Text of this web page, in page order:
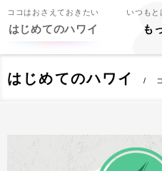
ココはおさえておきたい
はじめてのハワイ
いつもと
も
はじめてのハワイ